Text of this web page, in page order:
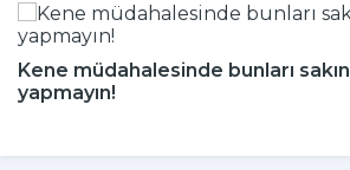
Kene müdahalesinde bunları sakın
yapmayın!